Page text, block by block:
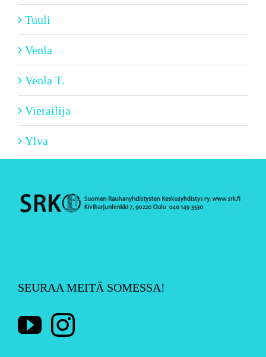
Tuuli
Venla
Venla T.
Vierailija
Ylva
SEURAA MEITÄ SOMESSA!